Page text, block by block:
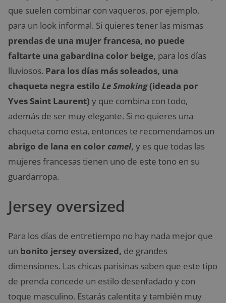
que suelen combinar con vaqueros, por ejemplo,
para un look informal. Si quieres tener las mismas
prendas de una mujer francesa, no puede
faltarte una gabardina color beige, para los días
lluviosos. Para los días más soleados, una
chaqueta negra estilo Le Smoking(ideada por
Yves Saint Laurent) y que combina con todo,
además de ser muy elegante. Si no quieres una
chaqueta como esta, entonces te recomendamos un
abrigo de lana en color camel, y es que todas las
mujeres francesas tienen uno de este tono en su
guardarropa.
Jersey oversized
Para los días de entretiempo no hay nada mejor que
un bonito jersey oversized, de grandes
dimensiones. Las chicas parisinas saben que este tipo
de prenda concede un estilo desenfadado y con
toque masculino. Estarás calentita y también muy